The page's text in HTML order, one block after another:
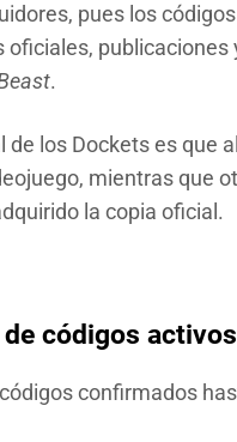
pues los
oficiales,
.
de los Dockets es que
mientras que
la copia oficial.
códigos
confirmados